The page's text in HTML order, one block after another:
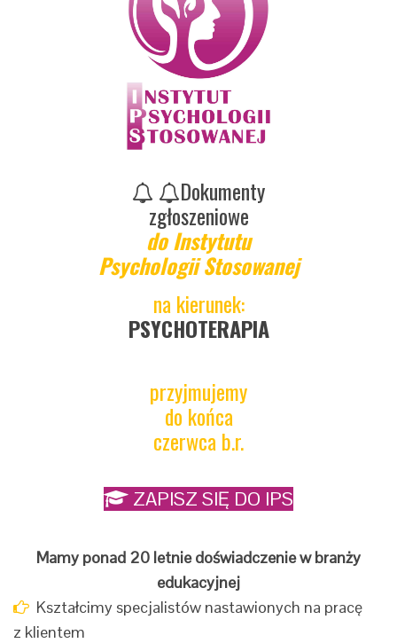
Dokumenty
zgłoszeniowe
do Instytutu
Psychologii Stosowanej
na kierunek:
PSYCHOTERAPIA
przyjmujemy
do końca
czerwca b.r.
ZAPISZ SIĘ DO IPS
Mamy ponad 20 letnie doświadczenie w branży
edukacyjnej
Kształcimy specjalistów nastawionych na pracę
z klientem